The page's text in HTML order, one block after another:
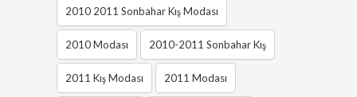
2010 2011 Sonbahar Kış Modası
2010 Modası 2010-2011 Sonbahar Kış
2011 Kış Modası 2011 Modası